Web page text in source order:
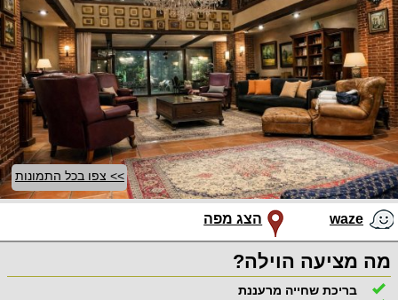
>> צפו בכל התמונות
waze הצג מפה
מה מציעה הוילה?
בריכת שחייה מרעננת